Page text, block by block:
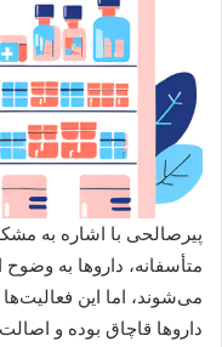
پیرصالحی با اشاره به
متأسفانه، داروها به
می‌شوند، اما این
داروها قاچاق بوده و